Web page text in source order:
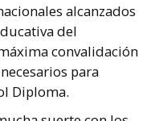
alcanzados
del
convalidación
para
Diploma.